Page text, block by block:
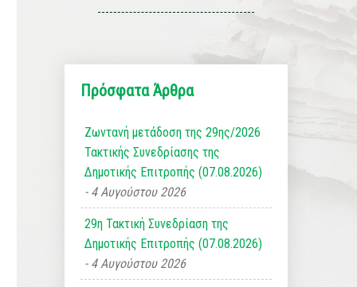
Πρόσφατα Άρθρα
Ζωντανή μετάδοση της 29ης/2026
Τακτικής Συνεδρίασης της
Δημοτικής Επιτροπής (07.08.2026)
4 Αυγούστου 2026
29η Τακτική Συνεδρίαση της
Δημοτικής Επιτροπής (07.08.2026)
4 Αυγούστου 2026